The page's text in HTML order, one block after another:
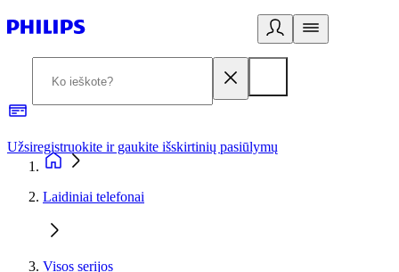
Užsiregistruokite ir gaukite išskirtinių pasiūlymų
Laidiniai telefonai
Visos serijos